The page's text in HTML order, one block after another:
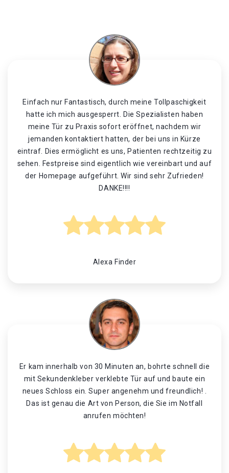
Einfach nur Fantastisch, durch meine Tollpaschigkeit
hatte ich mich ausgesperrt. Die Spezialisten haben
meine Tür zu Praxis sofort eröffnet, nachdem wir
jemanden kontaktiert hatten, der bei uns in Kürze
eintraf. Dies ermöglicht es uns, Patienten rechtzeitig zu
sehen. Festpreise sind eigentlich wie vereinbart und auf
der Homepage aufgeführt. Wir sind sehr Zufrieden!
DANKE!!!!
Alexa Finder
Er kam innerhalb von 30 Minuten an, bohrte schnell die
mit Sekundenkleber verklebte Tür auf und baute ein
neues Schloss ein. Super angenehm und freundlich! .
Das ist genau die Art von Person, die Sie im Notfall
anrufen möchten!